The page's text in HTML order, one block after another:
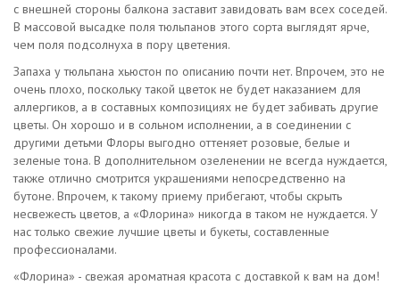
с внешней стороны балкона заставит завидовать вам всех соседей.
В массовой высадке поля тюльпанов этого сорта выглядят ярче,
чем поля подсолнуха в пору цветения.
Запаха у тюльпана хьюстон по описанию почти нет. Впрочем, это не
очень плохо, поскольку такой цветок не будет наказанием для
аллергиков, а в составных композициях не будет забивать другие
цветы. Он хорошо и в сольном исполнении, а в соединении с
другими детьми Флоры выгодно оттеняет розовые, белые и
зеленые тона. В дополнительном озеленении не всегда нуждается,
также отлично смотрится украшениями непосредственно на
бутоне. Впрочем, к такому приему прибегают, чтобы скрыть
несвежесть цветов, а «Флорина» никогда в таком не нуждается. У
нас только свежие лучшие цветы и букеты, составленные
профессионалами.
«Флорина» - свежая ароматная красота с доставкой к вам на дом!